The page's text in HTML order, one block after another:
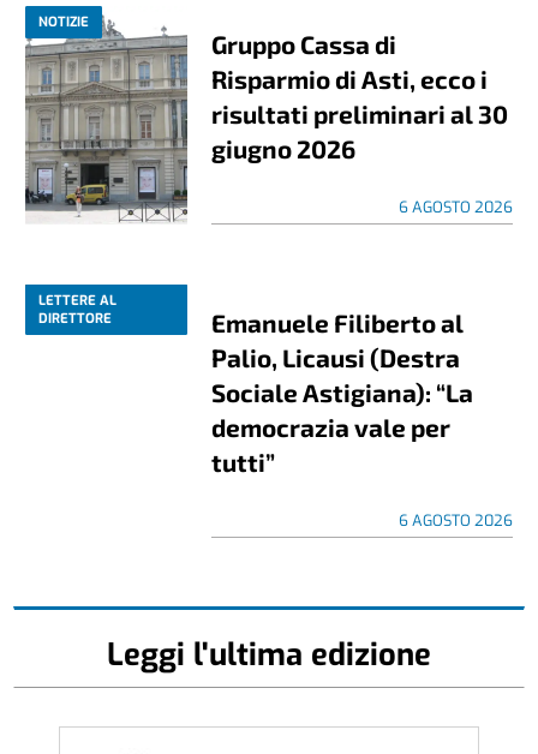
NOTIZIE
Gruppo Cassa di
Risparmio di Asti, ecco i
risultati preliminari al 30
giugno 2026
6 AGOSTO 2026
LETTERE AL
DIRETTORE
Emanuele Filiberto al
Palio, Licausi (Destra
Sociale Astigiana): “La
democrazia vale per
tutti”
6 AGOSTO 2026
Leggi l'ultima edizione